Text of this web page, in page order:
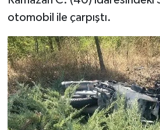
otomobil ile çarpıştı.